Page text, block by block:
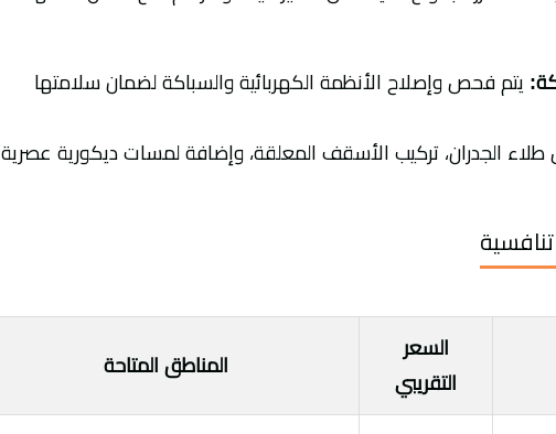
يتم فحص وإصلاح الأنظمة الكهربائية والسباكة لضمان سلامتها
الجدران، تركيب الأسقف المعلقة، وإضافة لمسات ديكورية عصرية
السعر
التقريبي
المناطق المتاحة